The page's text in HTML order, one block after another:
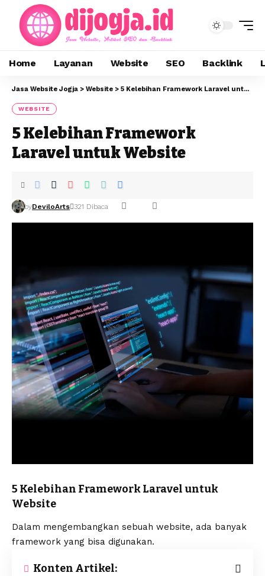
Home Layanan Website SEO Backlink
Jasa Website Jogja > Website > 5 Kelebihan Framework Laravel untuk Website
WEBSITE
5 Kelebihan Framework
Laravel untuk Website
byDeviloArts 321 Dibaca
5 Kelebihan Framework Laravel untuk
Website
Dalam mengembangkan sebuah website, ada banyak
framework yang bisa digunakan.
Konten Artikel: